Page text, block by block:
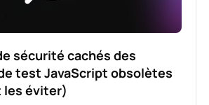
sécurité cachés des
test JavaScript obsolètes
les éviter)